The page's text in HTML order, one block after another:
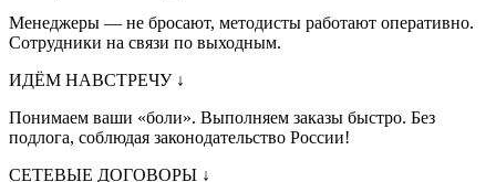
Менеджеры — не бросают, методисты работают оперативно.
Сотрудники на связи по выходным.
ИДЁМ НАВСТРЕЧУ ↓
Понимаем ваши «боли». Выполняем заказы быстро. Без
подлога, соблюдая законодательство России!
СЕТЕВЫЕ ДОГОВОРЫ ↓